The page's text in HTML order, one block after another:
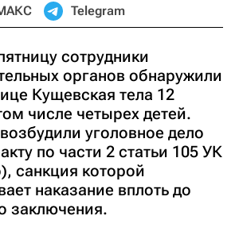
Telegram
сотрудники
органов обнаружили
Кущевская тела 12
числе четырех детей.
уголовное дело
по части 2 статьи 105 УК
санкция которой
наказание вплоть до
заключения.